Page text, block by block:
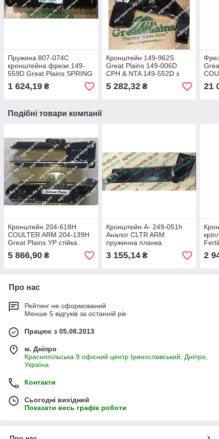
Пружина 807-074С
кронштейна фрези 149-
559D Great Plains SPRING
2.25" OD x 1/2" COIL 807-
074С
1 624,19 ₴
Кронштейн 149-962S
Great Plains 149-006D
CPH & NTA 149-552D з
втулкою 890-389 відливка
249-050S
5 282,32₴ 21
Подібні товари компанії
Кронштейн 204-618H
COULTER ARM 204-139H
Great Plains YP стійка
ступиці фрези 204-618Н
5 866,90 ₴
Кронштейн А- 249-051h
Аналог CLTR ARM
пружинна планка
запчастини важіль 249-
3 155,14₴ 2
Про нас
Рейтинг не сформований
Менше 5 відгуків за останній рік
Працює з 05.08.2013
м. Дніпро
Краснопільська 9 офісний центр Іринославський, Дніпро,
Україна
Контакти
Сьогодні вихідний
Показати весь графік роботи